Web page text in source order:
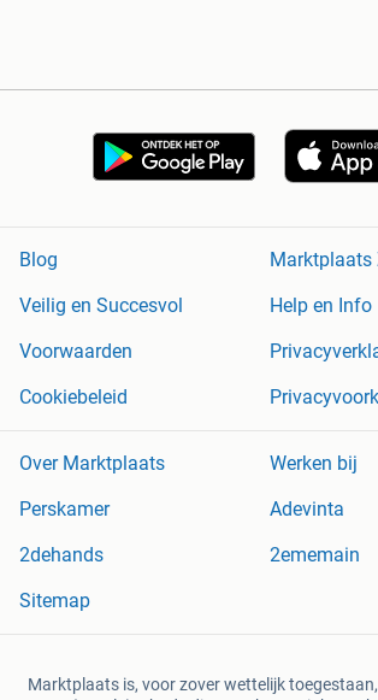
Blog
Marktplaats
Veilig en Succesvol
Help en Info
Voorwaarden
Cookiebeleid
Over Marktplaats
Werken bij
Perskamer
Adevinta
2dehands
2ememain
Sitemap
Marktplaats is, voor zover wettelijk